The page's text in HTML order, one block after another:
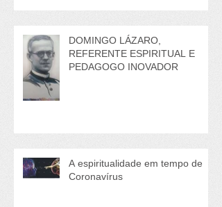
DOMINGO LÁZARO,
REFERENTE ESPIRITUAL E
PEDAGOGO INOVADOR
A espiritualidade em tempo de
Coronavírus